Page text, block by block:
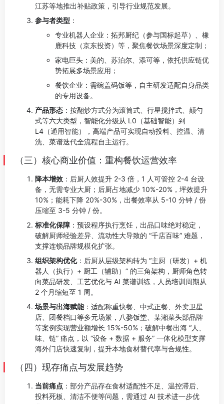
江苏等地推出补贴政策，引导行业规范发展。
参与者类型 ：
专业机器人企业：拓邦厨纪（参与国标起草）、橡
鹿科技（京东投资）等，聚焦餐饮场景深度定制；
家电巨头：美的、苏泊尔、添可等，依托供应链优
势拓展多场景应用；
餐饮企业：需碗盖码饭等，自主研发适配自身品类
的专用设备。
产品形态 ：按翻炒方式分为滚筒式、行星搅拌式、颠勺
式等六大类型，智能化分级从 L0（基础智能）到
L4（通用智能），高端产品可实现自动投料、控温、清
洗、菜谱迭代全流程自主运行。
（三）核心商业价值：重构餐饮运营效率
降本增效 ：后厨人效提升 2-3 倍，1 人可管控 2-4 台设
备，无需专业大厨；后厨占地减少 10%-20%，坪效提升
10%；能耗下降 20%-30%，出餐效率从 5-10 分钟 / 份
压缩至 3-5 分钟 / 份。
标准化保障 ：预设程序执行烹饪，出品口味绝对稳定，
破解厨师经验差异、流动性大导致的 “千店百味” 难题，
支撑连锁品牌规模化扩张。
组织架构优化：后厨从层级架构转为 “主厨（研发）+ 机
器人（执行）+ 厨工（辅助）” 的三角架构，厨师角色转
向菜品研发、工艺优化与 AI 菜谱训练，人员培训周期从
2 个月缩短至 1 周。
场景与出海赋能：适配称重快餐、中式正餐、外卖卫星
店、团餐档口等多元场景，八婺饭堂、某湘菜头部品牌
等案例实现营业额增长 15%-50%；破解中餐出海 “人、
味、链” 痛点，以 “设备 + 数据 + 服务” 一体化模型支撑
海外门店快速复制，提升本地食材替代率与合规性。
（四）现存痛点与发展趋势
当前痛点 ：部分产品存在食材适配性不足、温控滞后、
投料死板、清洁不便等问题，需通过 AI 技术进一步优